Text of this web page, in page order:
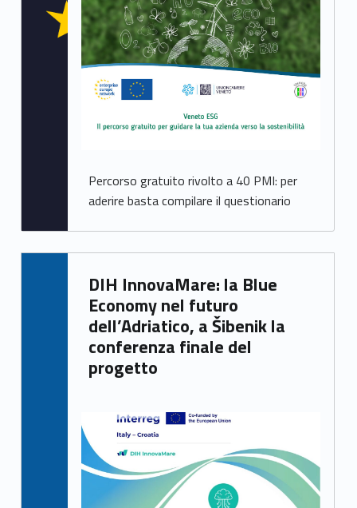
Percorso gratuito rivolto a 40 PMI: per
aderire basta compilare il questionario
DIH InnovaMare: la Blue
Economy nel futuro
dell’Adriatico, a Šibenik la
conferenza finale del
progetto